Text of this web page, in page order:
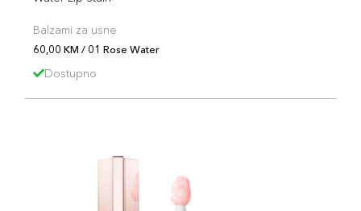
Balzami za usne
60,00 KM / 01 Rose Water
Dostupno